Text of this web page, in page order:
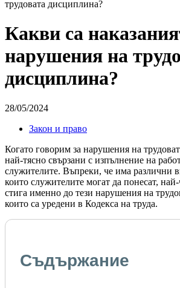
трудовата дисциплина?
Какви са
нарушения на
дисциплина?
28/05/2024
Закон и право
Когато говорим за нарушения на
най-тясно свързани с изпълнение на
служителите. Въпреки, че има различни
които служителите могат да понесат,
стига именно до тези нарушения на
които са уредени в Кодекса на труда.
Съдържание